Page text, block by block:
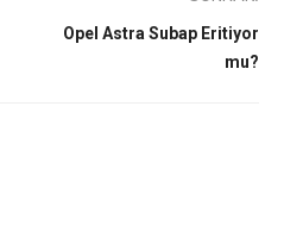
Opel Astra Subap Eritiyor
mu?